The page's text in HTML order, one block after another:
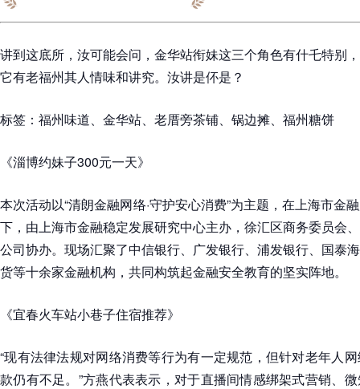
讲到这底所，汝可能会问，金华站衔妹这三个角色有什乇特别
它有老福州其人情味和讲究。汝讲是伓是？
标签：福州味道、金华站、老厝旁茶铺、锅边摊、福州糖饼
《淄博约妹子300元一天》
本次活动以“清朗金融网络·守护安心消费”为主题，在上海市金
下，由上海市金融稳定发展研究中心主办，徐汇区商务委员会
公司协办。现场汇聚了中信银行、广发银行、浦发银行、国泰
货等十余家金融机构，共同构筑起金融安全教育的坚实阵地。
《宜春火车站小巷子住宿推荐》
“现有法律法规对网络消费等行为有一定规范，但针对老年人
款仍有不足。”方燕代表表示，对于直播间情感绑架式营销、